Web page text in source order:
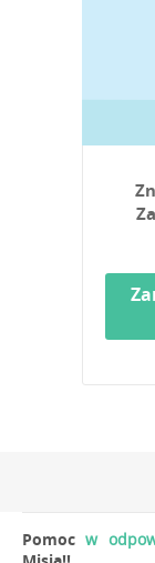
Pomoc w